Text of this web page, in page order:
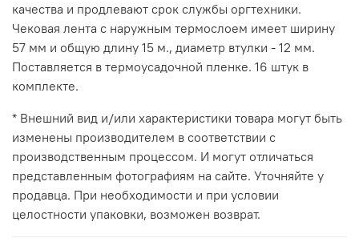
качества и продлевают срок службы оргтехники.
Чековая лента с наружным термослоем имеет ширину
57 мм и общую длину 15 м., диаметр втулки - 12 мм.
Поставляется в термоусадочной пленке. 16 штук в
комплекте.
* Внешний вид и/или характеристики товара могут быть
изменены производителем в соответствии с
производственным процессом. И могут отличаться
представленным фотографиям на сайте. Уточняйте у
продавца. При необходимости и при условии
целостности упаковки, возможен возврат.